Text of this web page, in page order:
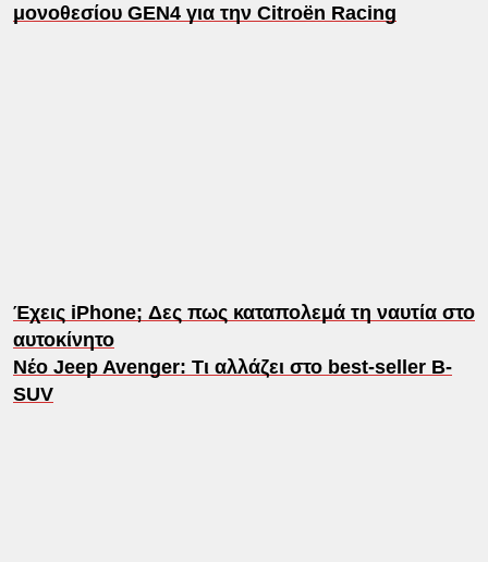
μονοθεσίου GEN4 για την Citroën Racing
Έχεις iPhone; Δες πως καταπολεμά τη ναυτία στο
αυτοκίνητο
Νέο Jeep Avenger: Τι αλλάζει στο best-seller B-
SUV